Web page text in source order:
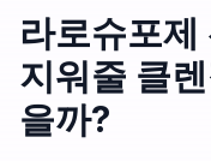
성분분석
나의 스킨케어
라로슈포제
지워줄 클
을까?